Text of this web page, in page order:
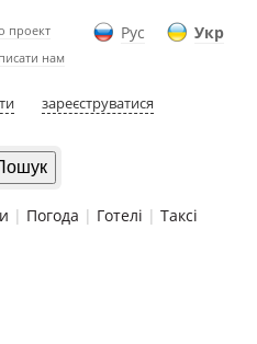
Рус Укр
проект
нам
зареєструватися
| Погода | Готелі | Таксі